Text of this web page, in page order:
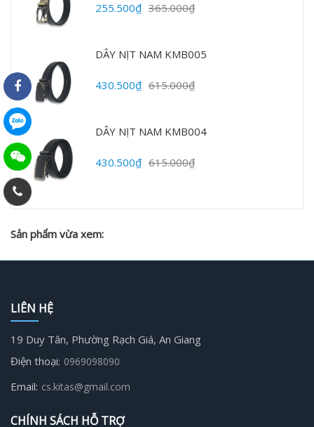
255.500₫ 365.000₫
DÂY NỊT NAM KMB005
430.500₫ 615.000₫
DÂY NỊT NAM KMB004
430.500₫ 615.000₫
Sản phẩm vừa xem:
LIÊN HỆ
19 Duy Tân, Phường Rạch Giá, An Giang
Điện thoại: 0969098090
Email: cs.kitas@gmail.com
CHÍNH SÁCH HỖ TRỢ